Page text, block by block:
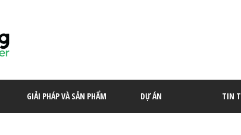
GIẢI PHÁP VÀ SẢN PHẨM DỰ ÁN TIN